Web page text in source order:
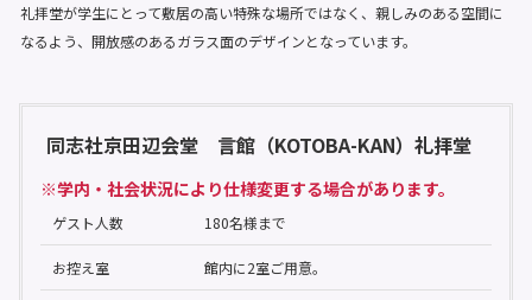
礼拝堂が学生にとって敷居の高い特殊な場所ではなく、親しみのある空間に
なるよう、開放感のあるガラス面のデザインとなっています。
同志社京田辺会堂 言館（KOTOBA-KAN）礼拝堂
※学内・社会状況により仕様変更する場合があります。
ゲスト人数 180名様まで
お控え室 館内に2室ご用意。